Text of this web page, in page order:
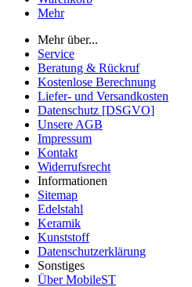
Mehr
Mehr über...
Service
Beratung & Rückruf
Kostenlose Berechnung
Liefer- und Versandkosten
Datenschutz [DSGVO]
Unsere AGB
Impressum
Kontakt
Widerrufsrecht
Informationen
Sitemap
Edelstahl
Keramik
Kunststoff
Datenschutzerklärung
Sonstiges
Über MobileST